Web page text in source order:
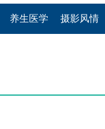
养生医学 摄影风情